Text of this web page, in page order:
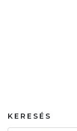
KERESÉS